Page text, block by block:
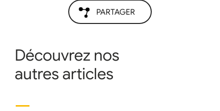
PARTAGER
Découvrez nos
autres articles